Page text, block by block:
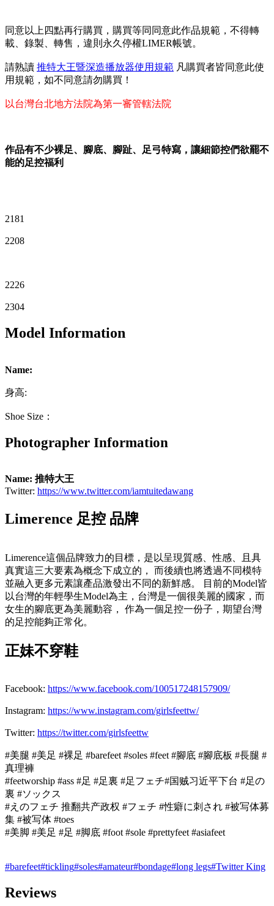
同意以上四點再行購買，購買等同同意此作品規範，不得轉
載、錄製、轉售，違則永久停權LIMER帳號。
請熟讀 推特大王暨深造播放器使用規範 凡購買者皆同意此使
用規範，如不同意請勿購買！
以台灣台北地方法院為第一審管轄法院
作品有不少裸足、腳底、腳趾、足弓特寫，讓細節控們欲罷不
能的足控福利
2181
2208
2226
2304
Model Information
Name:
身高:
Shoe Size：
Photographer Information
Name: 推特大王
Twitter: https://www.twitter.com/iamtuitedawang
Limerence 足控 品牌
Limerence這個品牌致力的目標，是以呈現質感、性感、且具
真實這三大要素為概念下成立的， 而後續也將透過不同模特
並融入更多元素讓產品激發出不同的新鮮感。 目前的Model皆
以台灣的年輕學生Model為主，台灣是一個很美麗的國家，而
女生的腳底更為美麗動容， 作為一個足控一份子，期望台灣
的足控能夠正常化。
正妹不穿鞋
Facebook: https://www.facebook.com/100517248157909/
Instagram: https://www.instagram.com/girlsfeettw/
Twitter: https://twitter.com/girlsfeettw
#美腿 #美足 #裸足 #barefeet #soles #feet #腳底 #腳底板 #長腿 #
真理褲
#feetworship #ass #足 #足裏 #足フェチ#国贼习近平下台 #足の
裏 #ソックス
#えのフェチ 推翻共产政权 #フェチ #性癖に刺され #被写体募
集 #被写体 #toes
#美脚 #美足 #足 #脚底 #foot #sole #prettyfeet #asiafeet
#barefeet#tickling#soles#amateur#bondage#long legs#Twitter King
Reviews